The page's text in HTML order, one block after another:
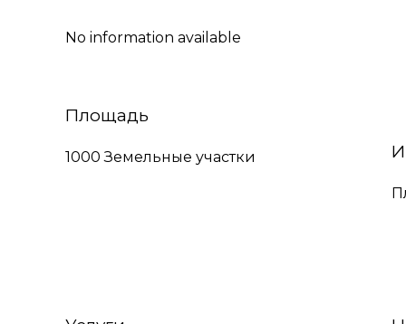
No information available
Площадь
1000 Земельные участки